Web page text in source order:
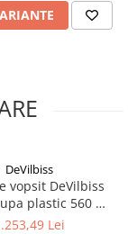
DeVilbiss
vopsit DeVilbiss
plastic 560 ml,
diferite duza,
Lei